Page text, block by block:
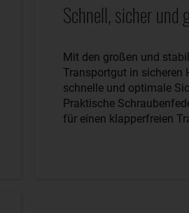
Schnell, sicher und
Mit den großen und
Transportgut in sicheren
schnelle und optimale
Praktische
für einen klapperfreien